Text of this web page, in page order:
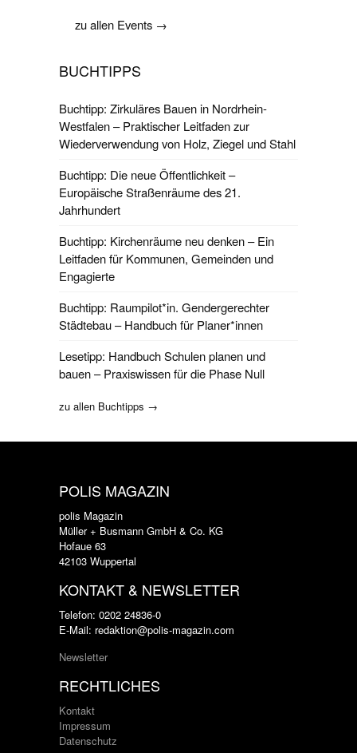
zu allen Events →
BUCHTIPPS
Buchtipp: Zirkuläres Bauen in Nordrhein-
Westfalen – Praktischer Leitfaden zur
Wiederverwendung von Holz, Ziegel und Stahl
Buchtipp: Die neue Öffentlichkeit –
Europäische Straßenräume des 21.
Jahrhundert
Buchtipp: Kirchenräume neu denken – Ein
Leitfaden für Kommunen, Gemeinden und
Engagierte
Buchtipp: Raumpilot*in. Gendergerechter
Städtebau – Handbuch für Planer*innen
Lesetipp: Handbuch Schulen planen und
bauen – Praxiswissen für die Phase Null
zu allen Buchtipps →
POLIS MAGAZIN
polis Magazin
Müller + Busmann GmbH & Co. KG
Hofaue 63
42103 Wuppertal
KONTAKT & NEWSLETTER
Telefon: 0202 24836-0
E-Mail: redaktion@polis-magazin.com
Newsletter
RECHTLICHES
Kontakt
Impressum
Datenschutz